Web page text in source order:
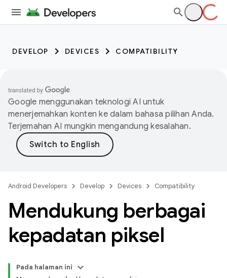
DEVELOP DEVICES COMPATIBILITY
Google menggunakan teknologi AI untuk
menerjemahkan konten ke dalam bahasa pilihan Anda.
Terjemahan AI mungkin mengandung kesalahan.
Android Developers Develop Devices Compatibility
Mendukung berbagai
kepadatan piksel
Pada halaman ini